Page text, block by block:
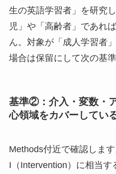
生の英語学習者」を研究
児」や「高齢者」であれ
ん。対象が「成人学習者
場合は保留にして次の基準
基準②：介入・変数・
心領域をカバーしてい
Methods付近で確認しま
I（Intervention）に相当す